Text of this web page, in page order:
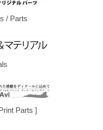
/ Parts
Parts ]